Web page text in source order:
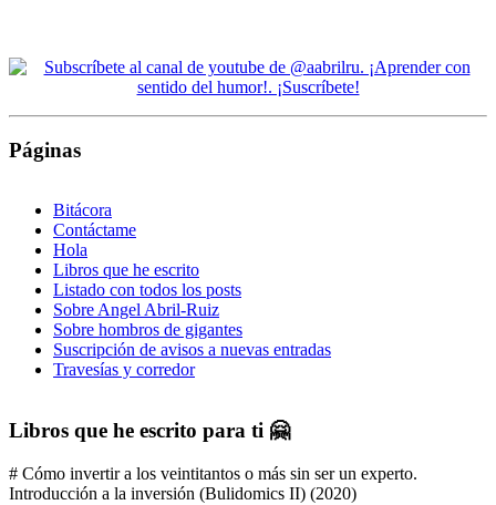
Páginas
Bitácora
Contáctame
Hola
Libros que he escrito
Listado con todos los posts
Sobre Angel Abril-Ruiz
Sobre hombros de gigantes
Suscripción de avisos a nuevas entradas
Travesías y corredor
Libros que he escrito para ti 🤗
# Cómo invertir a los veintitantos o más sin ser un experto.
Introducción a la inversión (Bulidomics II) (2020)